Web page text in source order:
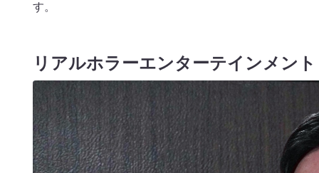
す。
リアルホラーエンターテインメント